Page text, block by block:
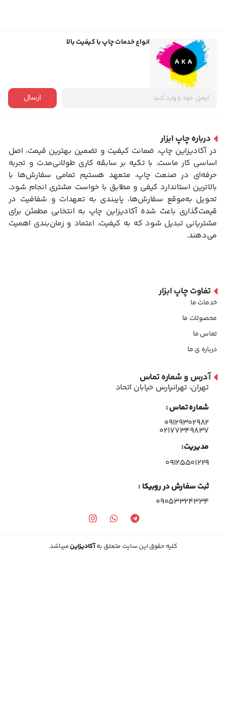
انواع خدمات چاپ با کیفیت بالا
ارسال
درباره چاپ ابزار
در آکادیزاین چاپ، ضمانت کیفیت و تضمین بهترین قیمت، اصل
اساسی کار ماست. با تکیه بر سابقه کاری طولانی‌مدت و تجربه
حرفه‌ای در صنعت چاپ، متعهد هستیم تمامی سفارش‌ها با
بالاترین استاندارد کیفی و مطابق با خواست مشتری انجام شود.
تحویل به‌موقع سفارش‌ها، پایبندی به تعهدات و شفافیت در
قیمت‌گذاری باعث شده آکادیزاین چاپ به انتخابی مطمئن برای
مشتریانی تبدیل شود که به کیفیت، اعتماد و زمان‌بندی اهمیت
می‌دهند.
تفاوت چاپ ابزار
خدمات ما
محصولات ما
تماس ما
درباره ی ما
آدرس و شماره تماس
تهران، تهرانپارس خیابان اتحاد
شماره تماس :
۰۹۱۲۹۳۰۲۹۸۲
۰۲۱۷۷۳۴۹۸۳۷
مدیریت:
۰۹۱۲۵۵۰۱۲۲۹
ثبت سفارش در روبیکا :
09053324334
کلیه حقوق این سایت متعلق بهآکادیزاینمیباشد.